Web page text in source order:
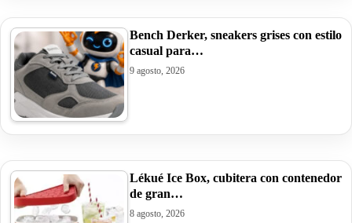
Bench Derker, sneakers grises con estilo
casual para…
9 agosto, 2026
Lékué Ice Box, cubitera con contenedor
de gran…
8 agosto, 2026